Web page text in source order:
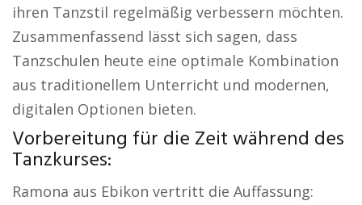
ihren Tanzstil regelmäßig verbessern möchten.
Zusammenfassend lässt sich sagen, dass
Tanzschulen heute eine optimale Kombination
aus traditionellem Unterricht und modernen,
digitalen Optionen bieten.
Vorbereitung für die Zeit während des
Tanzkurses:
Ramona aus Ebikon vertritt die Auffassung: